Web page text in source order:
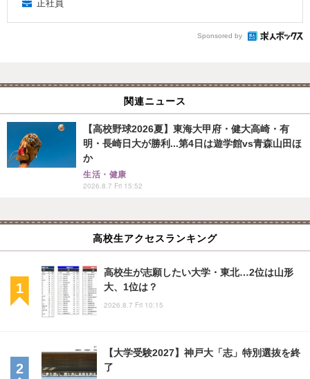
正社員
Sponsored by
関連ニュース
【高校野球2026夏】東海大甲府・健大高崎・有
明・長崎日大が勝利...第4日は遊学館vs青森山田ほ
か
生活・健康
2026.8.7 Fri 15:52
高校生アクセスランキング
高校生が志願したい大学・東北…2位は山形
大、1位は？
2026.8.7 Fri 10:15
【大学受験2027】神戸大「志」特別選抜を終
了